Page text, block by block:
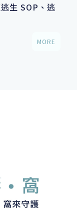
生 SOP、逃
MORE